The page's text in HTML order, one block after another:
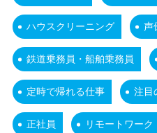
ハウスクリーニング 声
鉄道乗務員・船舶乗務員
定時で帰れる仕事 注目
正社員 リモートワーク